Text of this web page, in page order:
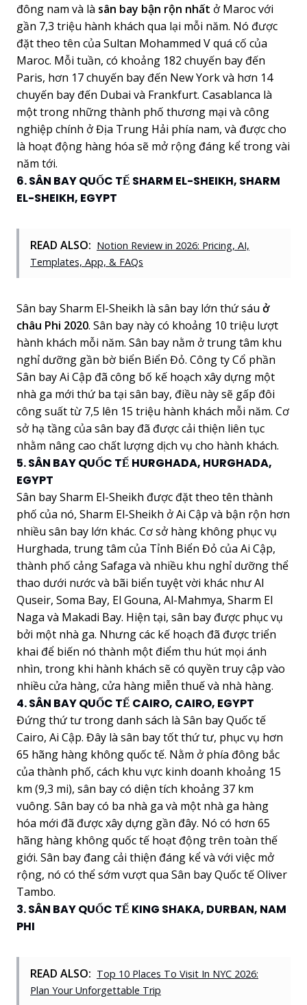
đông nam và là sân bay bận rộn nhất ở Maroc với
gần 7,3 triệu hành khách qua lại mỗi năm. Nó được
đặt theo tên của Sultan Mohammed V quá cố của
Maroc. Mỗi tuần, có khoảng 182 chuyến bay đến
Paris, hơn 17 chuyến bay đến New York và hơn 14
chuyến bay đến Dubai và Frankfurt. Casablanca là
một trong những thành phố thương mại và công
nghiệp chính ở Địa Trung Hải phía nam, và được cho
là hoạt động hàng hóa sẽ mở rộng đáng kể trong vài
năm tới.
6. SÂN BAY QUỐC TẾ SHARM EL-SHEIKH, SHARM
EL-SHEIKH, EGYPT
READ ALSO: Notion Review in 2026: Pricing, AI,
Templates, App, & FAQs
Sân bay Sharm El-Sheikh là sân bay lớn thứ sáu ở
châu Phi 2020. Sân bay này có khoảng 10 triệu lượt
hành khách mỗi năm. Sân bay nằm ở trung tâm khu
nghỉ dưỡng gần bờ biển Biển Đỏ. Công ty Cổ phần
Sân bay Ai Cập đã công bố kế hoạch xây dựng một
nhà ga mới thứ ba tại sân bay, điều này sẽ gấp đôi
công suất từ 7,5 lên 15 triệu hành khách mỗi năm. Cơ
sở hạ tầng của sân bay đã được cải thiện liên tục
nhằm nâng cao chất lượng dịch vụ cho hành khách.
5. SÂN BAY QUỐC TẾ HURGHADA, HURGHADA,
EGYPT
Sân bay Sharm El-Sheikh được đặt theo tên thành
phố của nó, Sharm El-Sheikh ở Ai Cập và bận rộn hơn
nhiều sân bay lớn khác. Cơ sở hàng không phục vụ
Hurghada, trung tâm của Tỉnh Biển Đỏ của Ai Cập,
thành phố cảng Safaga và nhiều khu nghỉ dưỡng thể
thao dưới nước và bãi biển tuyệt vời khác như Al
Quseir, Soma Bay, El Gouna, Al-Mahmya, Sharm El
Naga và Makadi Bay. Hiện tại, sân bay được phục vụ
bởi một nhà ga. Nhưng các kế hoạch đã được triển
khai để biến nó thành một điểm thu hút mọi ánh
nhìn, trong khi hành khách sẽ có quyền truy cập vào
nhiều cửa hàng, cửa hàng miễn thuế và nhà hàng.
4. SÂN BAY QUỐC TẾ CAIRO, CAIRO, EGYPT
Đứng thứ tư trong danh sách là Sân bay Quốc tế
Cairo, Ai Cập. Đây là sân bay tốt thứ tư, phục vụ hơn
65 hãng hàng không quốc tế. Nằm ở phía đông bắc
của thành phố, cách khu vực kinh doanh khoảng 15
km (9,3 mi), sân bay có diện tích khoảng 37 km
vuông. Sân bay có ba nhà ga và một nhà ga hàng
hóa mới đã được xây dựng gần đây. Nó có hơn 65
hãng hàng không quốc tế hoạt động trên toàn thế
giới. Sân bay đang cải thiện đáng kể và với việc mở
rộng, nó có thể sớm vượt qua Sân bay Quốc tế Oliver
Tambo.
3. SÂN BAY QUỐC TẾ KING SHAKA, DURBAN, NAM
PHI
READ ALSO: Top 10 Places To Visit In NYC 2026:
Plan Your Unforgettable Trip